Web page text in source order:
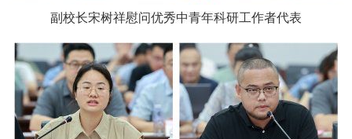
副校长宋树祥慰问优秀中青年科研工作者代表